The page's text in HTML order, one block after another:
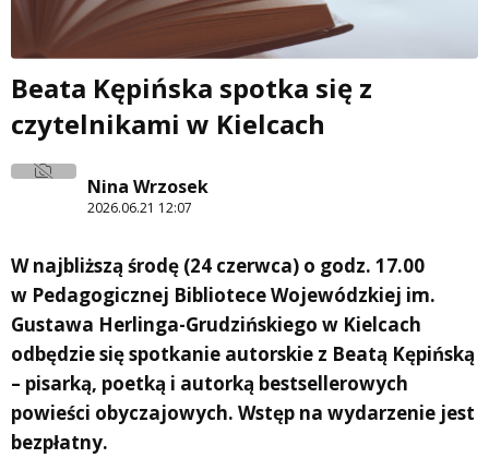
Beata Kępińska spotka się z
czytelnikami w Kielcach
Nina Wrzosek
2026.06.21 12:07
W najbliższą środę (24 czerwca) o godz. 17.00
w Pedagogicznej Bibliotece Wojewódzkiej im.
Gustawa Herlinga-Grudzińskiego w Kielcach
odbędzie się spotkanie autorskie z Beatą Kępińską
– pisarką, poetką i autorką bestsellerowych
powieści obyczajowych. Wstęp na wydarzenie jest
bezpłatny.